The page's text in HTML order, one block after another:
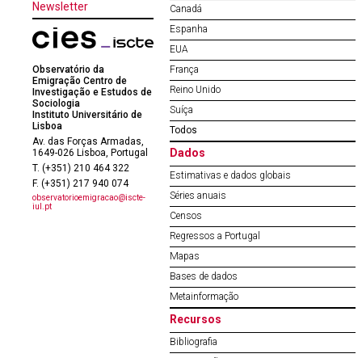
Newsletter
Observatório da
Emigração Centro de
Investigação e Estudos de
Sociologia
Instituto Universitário de
Lisboa
Av. das Forças Armadas,
1649-026 Lisboa, Portugal
T. (+351) 210 464 322
F. (+351) 217 940 074
observatorioemigracao@iscte-
iul.pt
Canadá
Espanha
EUA
França
Reino Unido
Suíça
Todos
Dados
Estimativas e dados globais
Séries anuais
Censos
Regressos a Portugal
Mapas
Bases de dados
Metainformação
Recursos
Bibliografia